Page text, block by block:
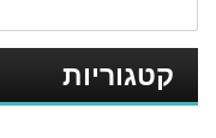
קטגוריות